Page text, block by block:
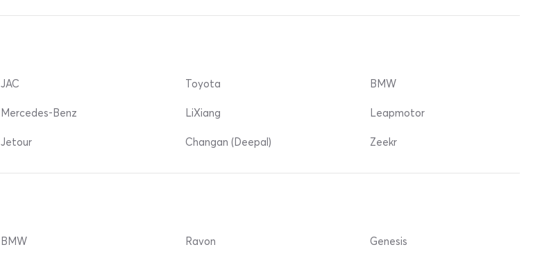
JAC
Mercedes-Benz
Jetour
Toyota
LiXiang
Changan (Deepal)
BMW
Leapmotor
Zeekr
BMW Ravon Genesis